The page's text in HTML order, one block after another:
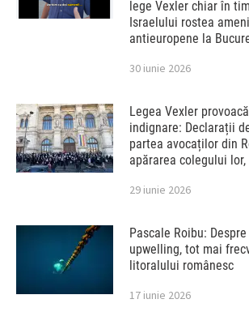
lege Vexler chiar în
Israelului rostea
antieuropene la
30 iunie 2026
Legea Vexler
indignare: Declarații
partea avocaților din
apărarea colegului
29 iunie 2026
Pascale Roibu:
upwelling, tot mai
litoralului românesc
17 iunie 2026